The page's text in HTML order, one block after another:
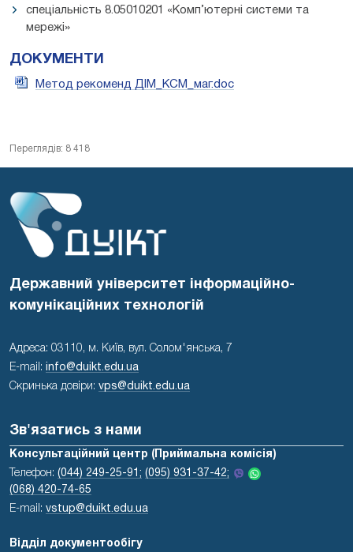
спеціальність 8.05010201 «Комп’ютерні системи та
мережі»
ДОКУМЕНТИ
Метод рекоменд ДІМ_КСМ_маг.doc
Переглядів: 8 418
Державний університет інформаційно-
комунікаційних технологій
Адреса: 03110, м. Київ, вул. Солом'янська, 7
E-mail:
info@duikt.edu.ua
Скринька довіри: vps@duikt.edu.ua
Зв'язатись з нами
Консультаційний центр (Приймальна комісія)
Телефон: (044) 249-25-91; (095) 931-37-42;
(068) 420-74-65
E-mail: vstup@duikt.edu.ua
Відділ документообігу